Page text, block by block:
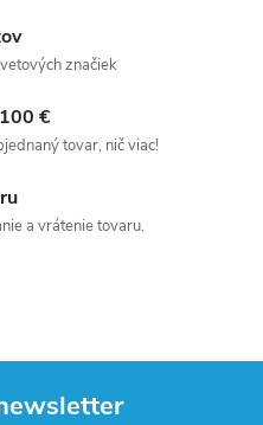
značiek
€
tovar, nič viac!
a vrátenie tovaru.